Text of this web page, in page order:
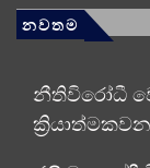
නවතම
නීතිවිරෝධී